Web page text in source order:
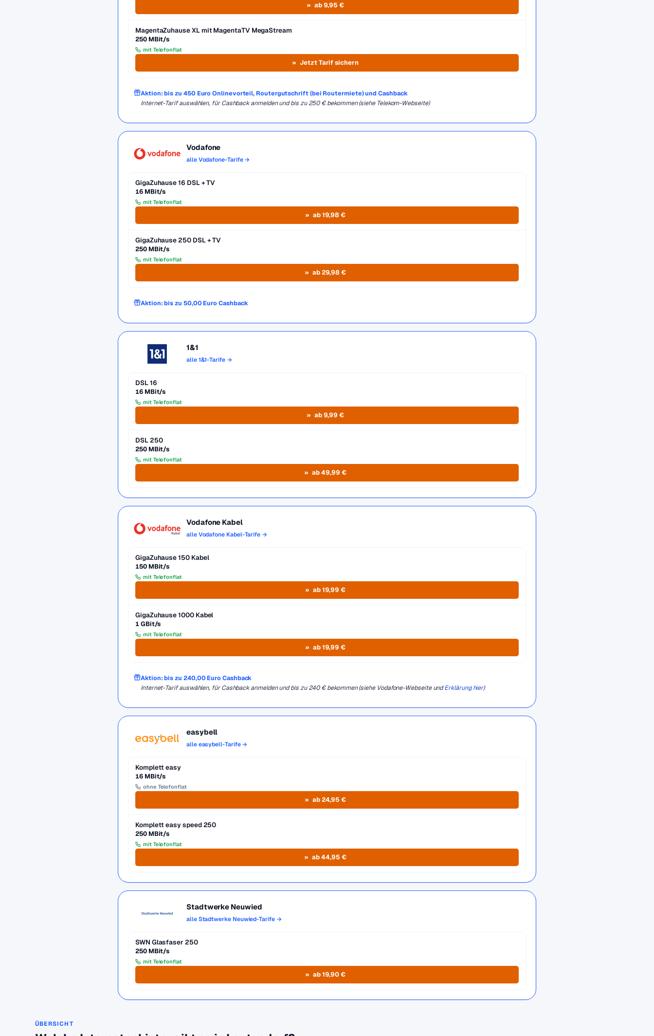
ab 9,95 €
MagentaZuhause XL mit MagentaTV MegaStream
250 MBit/s
mit Telefonflat
Jetzt Tarif sichern
Aktion: bis zu 450 Euro Onlinevorteil, Routergutschrift (bei Routermiete) und Cashback
Internet-Tarif auswählen, für Cashback anmelden und bis zu 250 € bekommen (siehe Telekom-Webseite)
Vodafone
alle Vodafone-Tarife →
GigaZuhause 16 DSL + TV
16 MBit/s
mit Telefonflat
ab 19,98 €
GigaZuhause 250 DSL + TV
250 MBit/s
mit Telefonflat
ab 29,98 €
Aktion: bis zu 50,00 Euro Cashback
1&1
alle 1&1-Tarife →
DSL 16
16 MBit/s
mit Telefonflat
ab 9,99 €
DSL 250
250 MBit/s
mit Telefonflat
ab 49,99 €
Vodafone Kabel
alle Vodafone Kabel-Tarife →
GigaZuhause 150 Kabel
150 MBit/s
mit Telefonflat
ab 19,99 €
GigaZuhause 1000 Kabel
1 GBit/s
mit Telefonflat
ab 19,99 €
Aktion: bis zu 240,00 Euro Cashback
Internet-Tarif auswählen, für Cashback anmelden und bis zu 240 € bekommen (siehe Vodafone-Webseite undErklärung hier)
easybell
alle easybell-Tarife →
Komplett easy
16 MBit/s
ohne Telefonflat
ab 24,95 €
Komplett easy speed 250
250 MBit/s
mit Telefonflat
ab 44,95 €
Stadtwerke Neuwied
alle Stadtwerke Neuwied-Tarife →
SWN Glasfaser 250
250 MBit/s
mit Telefonflat
ab 19,90 €
ÜBERSICHT